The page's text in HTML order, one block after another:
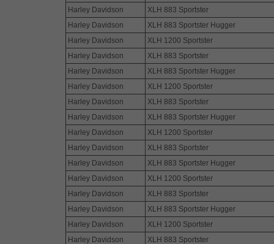
Harley Davidson
XLH 883 Sportster
Harley Davidson
XLH 883 Sportster Hugger
Harley Davidson
XLH 1200 Sportster
Harley Davidson
XLH 883 Sportster
Harley Davidson
XLH 883 Sportster Hugger
Harley Davidson
XLH 1200 Sportster
Harley Davidson
XLH 883 Sportster
Harley Davidson
XLH 883 Sportster Hugger
Harley Davidson
XLH 1200 Sportster
Harley Davidson
XLH 883 Sportster
Harley Davidson
XLH 883 Sportster Hugger
Harley Davidson
XLH 1200 Sportster
Harley Davidson
XLH 883 Sportster
Harley Davidson
XLH 883 Sportster Hugger
Harley Davidson
XLH 1200 Sportster
Harley Davidson
XLH 883 Sportster